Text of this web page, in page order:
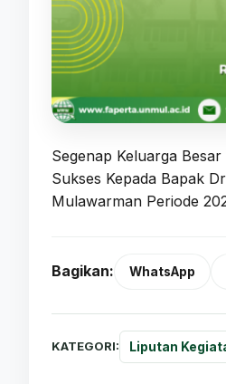
Segenap Keluarga
Sukses Kepada Bapak
Mulawarman Periode
Bagikan: WhatsApp
KATEGORI: Liputan